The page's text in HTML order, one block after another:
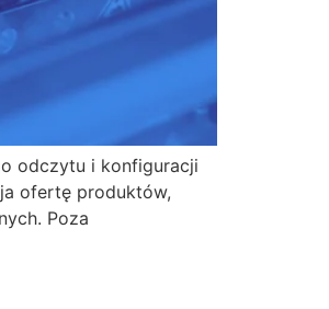
odczytu i konfiguracji
ofertę produktów,
Poza